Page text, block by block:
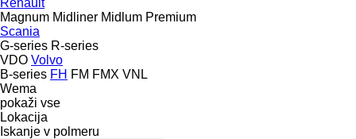
Magnum Midliner Midlum Premium
Scania
G-series R-series
VDO Volvo
B-series FH FM FMX VNL
Wema
pokaži vse
Lokacija
Iskanje v polmeru